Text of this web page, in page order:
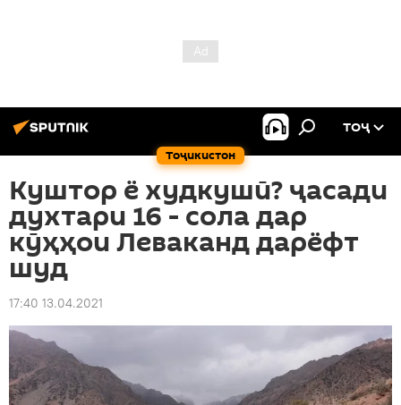
Тоҷикистон
ТОҶ
Куштор ё худкушӣ? ҷасади
духтари 16 - сола дар
кӯҳҳои Леваканд дарёфт
шуд
17:40 13.04.2021